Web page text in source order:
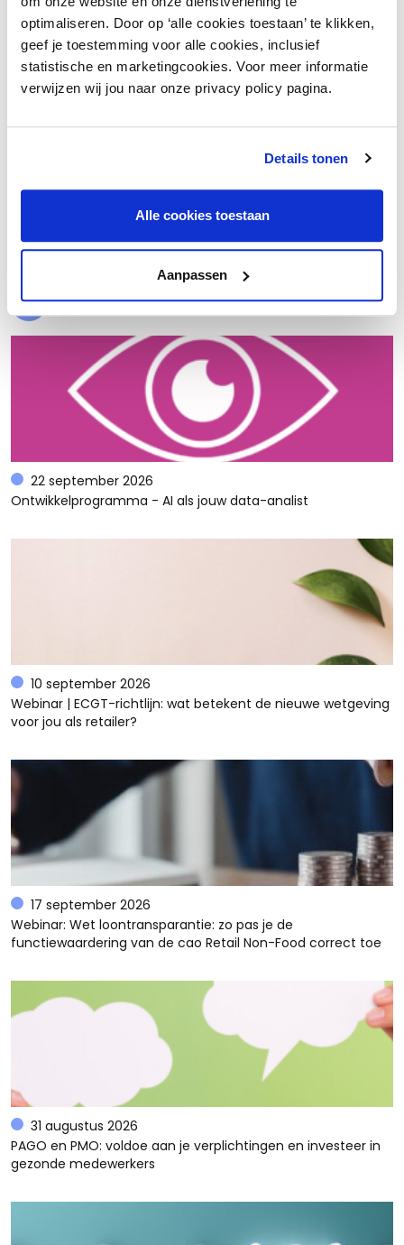
optimaliseren. Door op ‘alle cookies toestaan’ te klikken,
geef je toestemming voor alle cookies, inclusief
statistische en marketingcookies. Voor meer informatie
verwijzen wij jou naar onze privacy policy pagina.
Details tonen
Alle cookies toestaan
Aanpassen
Laad meer
Evenementen
22 september 2026
Ontwikkelprogramma - AI als jouw data-analist
10 september 2026
Webinar | ECGT-richtlijn: wat betekent de nieuwe wetgeving
voor jou als retailer?
17 september 2026
Webinar: Wet loontransparantie: zo pas je de
functiewaardering van de cao Retail Non-Food correct toe
31 augustus 2026
PAGO en PMO: voldoe aan je verplichtingen en investeer in
gezonde medewerkers